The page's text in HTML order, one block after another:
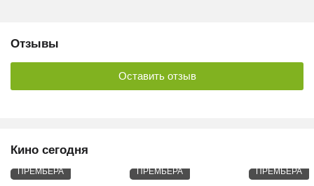
Отзывы
Оставить отзыв
Кино сегодня
ПРЕМЬЕРА ПРЕМЬЕРА ПРЕМЬЕРА